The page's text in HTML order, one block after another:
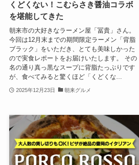
くどくない！こむらさき醤油コラボ
を堪能してきた
朝来市の大好きなラーメン屋「冨貴」さん。
今回は12月末までの期間限定ラーメン「背脂
ブラック」をいただき、とても美味しかった
ので実食レポートをお届けいたします。 その
名の通り真っ黒なスープに背脂たっぷりです
が、食べてみると驚くほど「くどくな...
2025年12月23日 朝来グルメ